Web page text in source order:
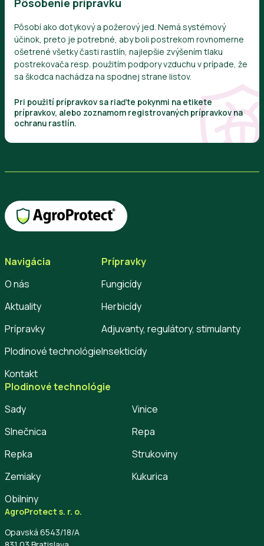
Pôsobí ako dotykový a požerový jed. Nemá systémový
účinok, preto je potrebné, aby boli postrekom rovnomerne
ošetrené všetky časti rastlín, najlepšie zvýšením tlaku
postrekovača resp. použitím podpory vzduchu v prípade, že
sa škodca nachádza na spodnej strane listov.
Pri použití prípravkov sa riaďte pokynmi na etikete
prípravkov, alebo zoznamom registrovaných prípravkov na
ochranu rastlín.
AgroProtect s. r. o.
Opavská 6543/18/A
Navigácia
O nás
Aktuality
Prípravky
Plodinové technológie
Kontakt
Prípravky
Fungicídy
Herbicídy
Adjuvanty, regulátory, stimulanty
Insekticídy
Plodinové technológie
Sady
Vinice
Slnečnica
Repa
Repka
Strukoviny
Zemiaky
Kukurica
Obilniny